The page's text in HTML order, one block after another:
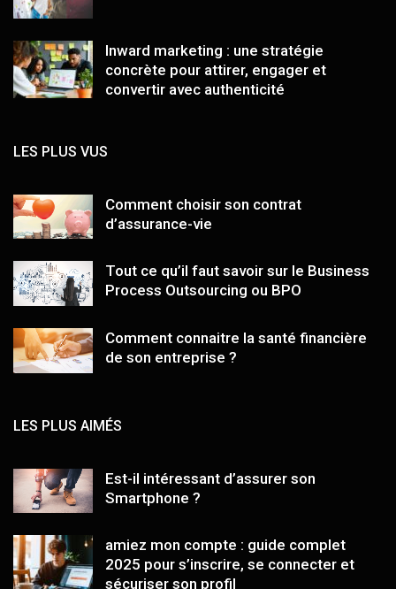
Inward marketing : une stratégie
concrète pour attirer, engager et
convertir avec authenticité
LES PLUS VUS
Comment choisir son contrat
d’assurance-vie
Tout ce qu’il faut savoir sur le Business
Process Outsourcing ou BPO
Comment connaitre la santé financière
de son entreprise ?
LES PLUS AIMÉS
Est-il intéressant d’assurer son
Smartphone ?
amiez mon compte : guide complet
2025 pour s’inscrire, se connecter et
sécuriser son profil